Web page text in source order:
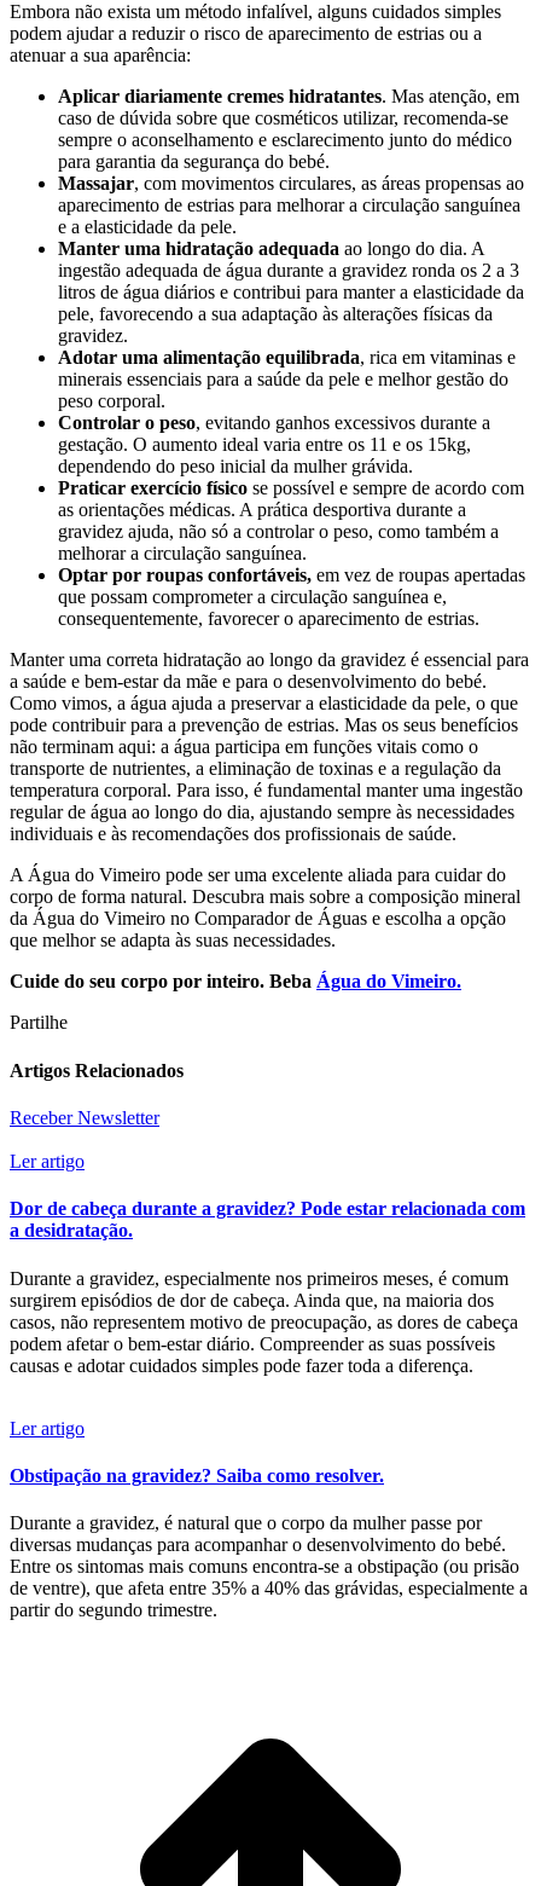
Embora não exista um método infalível, alguns cuidados simples
podem ajudar a reduzir o risco de aparecimento de estrias ou a
atenuar a sua aparência:
Aplicar diariamente cremes hidratantes. Mas atenção, em
caso de dúvida sobre que cosméticos utilizar, recomenda-se
sempre o aconselhamento e esclarecimento junto do médico
para garantia da segurança do bebé.
Massajar, com movimentos circulares, as áreas propensas ao
aparecimento de estrias para melhorar a circulação sanguínea
e a elasticidade da pele.
Manter uma hidratação adequada ao longo do dia. A
ingestão adequada de água durante a gravidez ronda os 2 a 3
litros de água diários e contribui para manter a elasticidade da
pele, favorecendo a sua adaptação às alterações físicas da
gravidez.
Adotar uma alimentação equilibrada, rica em vitaminas e
minerais essenciais para a saúde da pele e melhor gestão do
peso corporal.
Controlar o peso, evitando ganhos excessivos durante a
gestação. O aumento ideal varia entre os 11 e os 15kg,
dependendo do peso inicial da mulher grávida.
Praticar exercício físico se possível e sempre de acordo com
as orientações médicas. A prática desportiva durante a
gravidez ajuda, não só a controlar o peso, como também a
melhorar a circulação sanguínea.
Optar por roupas confortáveis, em vez de roupas apertadas
que possam comprometer a circulação sanguínea e,
consequentemente, favorecer o aparecimento de estrias.
Manter uma correta hidratação ao longo da gravidez é essencial para
a saúde e bem-estar da mãe e para o desenvolvimento do bebé.
Como vimos, a água ajuda a preservar a elasticidade da pele, o que
pode contribuir para a prevenção de estrias. Mas os seus benefícios
não terminam aqui: a água participa em funções vitais como o
transporte de nutrientes, a eliminação de toxinas e a regulação da
temperatura corporal. Para isso, é fundamental manter uma ingestão
regular de água ao longo do dia, ajustando sempre às necessidades
individuais e às recomendações dos profissionais de saúde.
A Água do Vimeiro pode ser uma excelente aliada para cuidar do
corpo de forma natural. Descubra mais sobre a composição mineral
da Água do Vimeiro no Comparador de Águas e escolha a opção
que melhor se adapta às suas necessidades.
Cuide do seu corpo por inteiro. Beba Água do Vimeiro.
Partilhe
Artigos Relacionados
Receber Newsletter
Ler artigo
Dor de cabeça durante a gravidez? Pode estar relacionada com
a desidratação.
Durante a gravidez, especialmente nos primeiros meses, é comum
surgirem episódios de dor de cabeça. Ainda que, na maioria dos
casos, não representem motivo de preocupação, as dores de cabeça
podem afetar o bem-estar diário. Compreender as suas possíveis
causas e adotar cuidados simples pode fazer toda a diferença.
Ler artigo
Obstipação na gravidez? Saiba como resolver.
Durante a gravidez, é natural que o corpo da mulher passe por
diversas mudanças para acompanhar o desenvolvimento do bebé.
Entre os sintomas mais comuns encontra-se a obstipação (ou prisão
de ventre), que afeta entre 35% a 40% das grávidas, especialmente a
partir do segundo trimestre.